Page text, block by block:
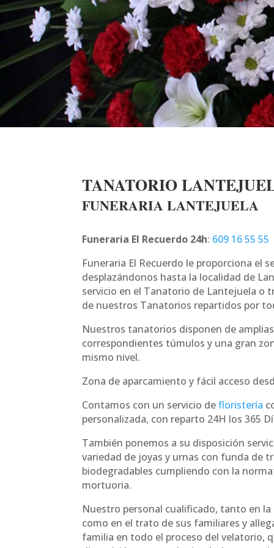
TANATORIO
FUNERARIA LANTEJUELA
Funeraria El Recuerdo 24h: 609 16 55 55
Funeraria El Recuerdo le proporciona el
desplazándonos hasta la localidad de
servicio en el Tanatorio de Lantejuela o
de nuestros Tanatorios repartidos por
Nuestros tanatorios disponen de
correspondientes túmulos y una gran
mismo nivel.
Zona de aparcamiento y fácil acceso
Contamos con un servicio defloristería
personalizada, con reparto 24H los 365
También ponemos a su disposición
variedad de joyas y urnas con funda de
biodegradables cumpliendo con la
mortuoria.
Nuestro personal cualificado, tanto en la
como en el trato de sus familiares y
familia en todo el proceso del velatorio,